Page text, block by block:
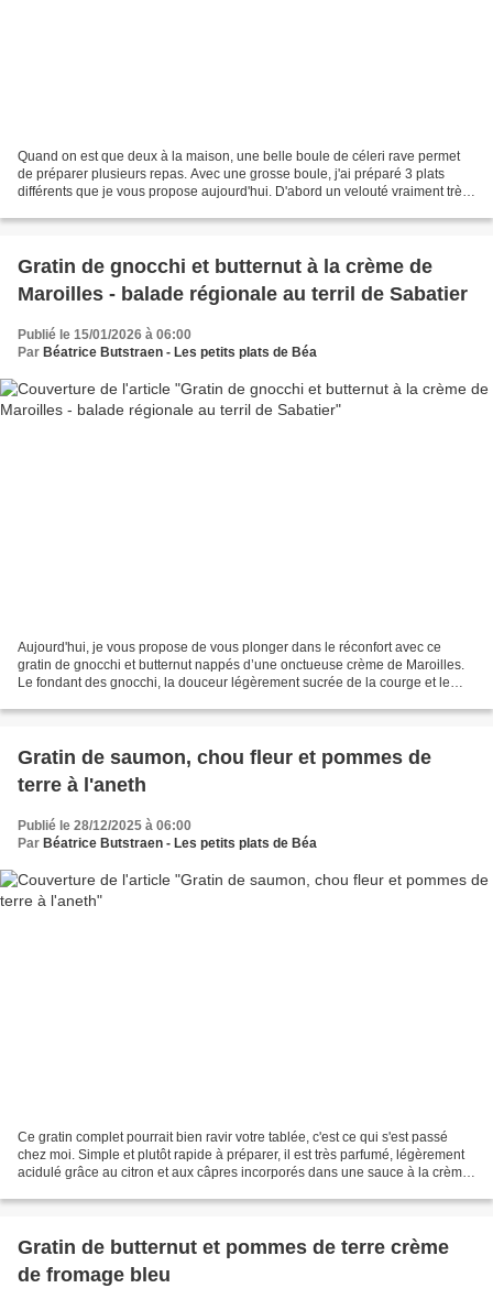
Quand on est que deux à la maison, une belle boule de céleri rave permet
de préparer plusieurs repas. Avec une grosse boule, j'ai préparé 3 plats
différents que je vous propose aujourd'hui. D'abord un velouté vraiment très
Gratin de gnocchi et butternut à la crème de
Maroilles - balade régionale au terril de Sabatier
Publié le 15/01/2026 à 06:00
Par Béatrice Butstraen - Les petits plats de Béa
Aujourd'hui, je vous propose de vous plonger dans le réconfort avec ce
gratin de gnocchi et butternut nappés d’une onctueuse crème de Maroilles.
Le fondant des gnocchi, la douceur légèrement sucrée de la courge et le
Gratin de saumon, chou fleur et pommes de
terre à l'aneth
Publié le 28/12/2025 à 06:00
Par Béatrice Butstraen - Les petits plats de Béa
Ce gratin complet pourrait bien ravir votre tablée, c'est ce qui s'est passé
chez moi. Simple et plutôt rapide à préparer, il est très parfumé, légèrement
acidulé grâce au citron et aux câpres incorporés dans une sauce à la crème
Gratin de butternut et pommes de terre crème
de fromage bleu